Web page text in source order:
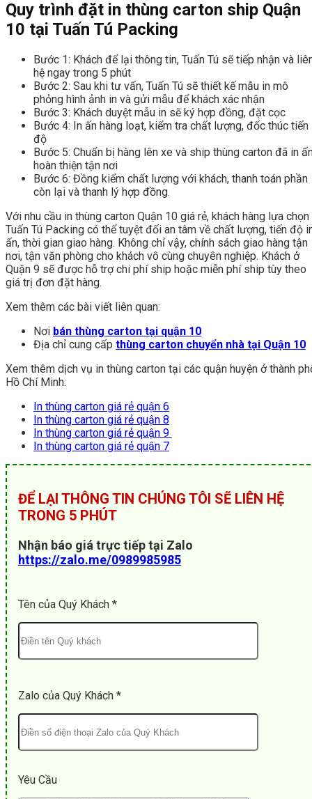
Quy trình đặt in thùng carton ship Quận
10 tại Tuấn Tú Packing
Bước 1: Khách để lại thông tin, Tuấn Tú sẽ tiếp nhận và
hệ ngay trong 5 phút
Bước 2: Sau khi tư vấn, Tuấn Tú sẽ thiết kế mẫu in mô
phỏng hình ảnh in và gửi mẫu để khách xác nhận
Bước 3: Khách duyệt mẫu in sẽ ký hợp đồng, đặt cọc
Bước 4: In ấn hàng loạt, kiểm tra chất lượng, đốc thúc tiến
độ
Bước 5: Chuẩn bị hàng lên xe và ship thùng carton đã in
hoàn thiện tận nơi
Bước 6: Đồng kiểm chất lượng với khách, thanh toán phần
còn lại và thanh lý hợp đồng.
Với nhu cầu in thùng carton Quận 10 giá rẻ, khách hàng lựa chọn
Tuấn Tú Packing có thể tuyệt đối an tâm về chất lượng, tiến độ
ấn, thời gian giao hàng. Không chỉ vậy, chính sách giao hàng tận
nơi, tận văn phòng cho khách vô cùng chuyên nghiệp. Khách ở
Quận 9 sẽ được hỗ trợ chi phí ship hoặc miễn phí ship tùy theo
giá trị đơn đặt hàng.
Xem thêm các bài viết liên quan:
Nơi bán thùng carton tại quận 10
Địa chỉ cung cấp thùng carton chuyển nhà tại Quận 10
Xem thêm dịch vụ in thùng carton tại các quận huyện ở thành
Hồ Chí Minh:
In thùng carton giá rẻ quận 6
In thùng carton giá rẻ quận 8
In thùng carton giá rẻ quận 9
In thùng carton giá rẻ quận 7
ĐỂ LẠI THÔNG TIN CHÚNG TÔI SẼ LIÊN HỆ
TRONG 5 PHÚT
Nhận báo giá trực tiếp tại Zalo
https://zalo.me/0989985985
Tên của Quý Khách *
Zalo của Quý Khách *
Yêu Cầu